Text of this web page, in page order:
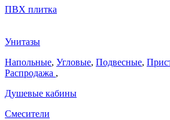
ПВХ плитка
Унитазы
Напольные, Угловые, Подвесные,
Распродажа ,
Душевые кабины
Смесители